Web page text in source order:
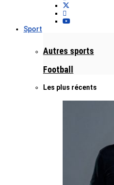
Sport
Autres sports
Football
Les plus récents